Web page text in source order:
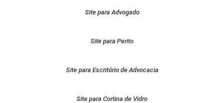
Site para Advogado
Site para Perito
Site para Escritório de Advocacia
Site para Cortina de Vidro